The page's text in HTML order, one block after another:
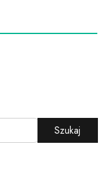
Szukaj